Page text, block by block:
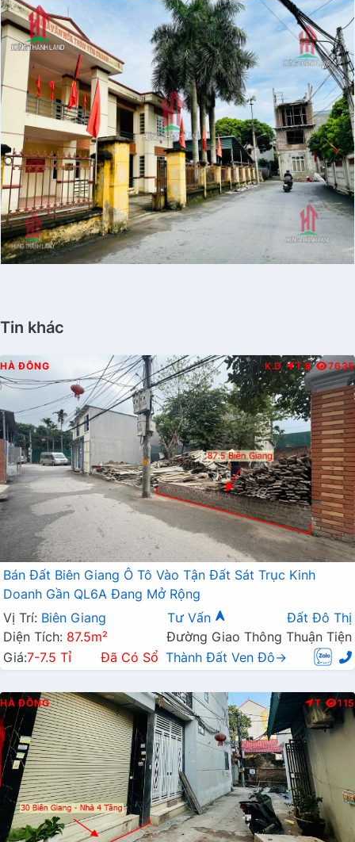
Tin khác
HÀ ĐÔNG K.D T.B 7635
Bán Đất Biên Giang Ô Tô Vào Tận Đất Sát Trục Kinh
Doanh Gần QL6A Đang Mở Rộng
Vị Trí: Biên Giang Tư Vấn
Đất Đô Thị
Diện Tích: 87.5m²
Đường Giao Thông Thuận Tiện
Giá:7-7.5 Tỉ Đã Có Sổ Thành Đất Ven Đô→
HÀ ĐÔNG T 115